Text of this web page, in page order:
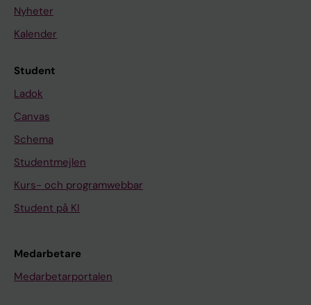
Nyheter
Kalender
Student
Ladok
Canvas
Schema
Studentmejlen
Kurs- och programwebbar
Student på KI
Medarbetare
Medarbetarportalen